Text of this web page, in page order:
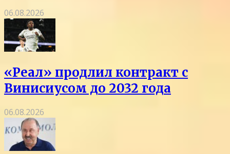
06.08.2026
«Реал» продлил контракт с
Винисиусом до 2032 года
06.08.2026